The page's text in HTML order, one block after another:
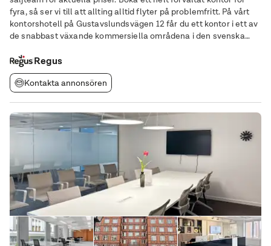
fyra, så ser vi till att allting alltid flyter på problemfritt. På vårt
kontorshotell på Gustavslundsvägen 12 får du ett kontor i ett av
de snabbast växande kommersiella områdena i den svenska
närliggande
Regus
Kontakta annonsören